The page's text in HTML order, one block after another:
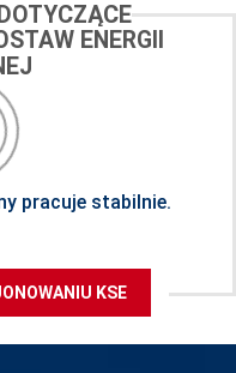
ENERGII
pracuje stabilnie.
KSE